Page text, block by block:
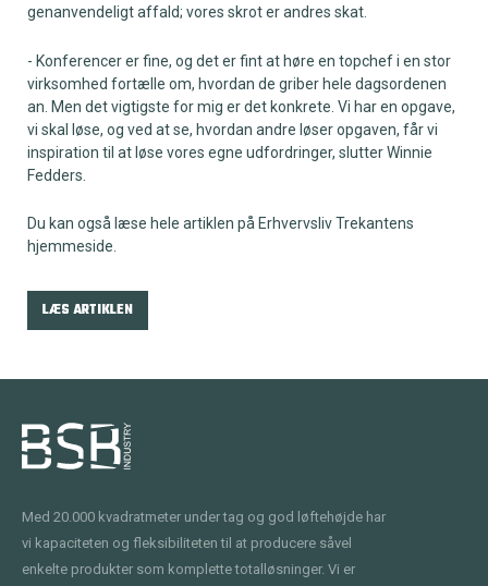
genanvendeligt affald; vores skrot er andres skat.
- Konferencer er fine, og det er fint at høre en topchef i en stor
virksomhed fortælle om, hvordan de griber hele dagsordenen
an. Men det vigtigste for mig er det konkrete. Vi har en opgave,
vi skal løse, og ved at se, hvordan andre løser opgaven, får vi
inspiration til at løse vores egne udfordringer, slutter Winnie
Fedders.
Du kan også læse hele artiklen på Erhvervsliv Trekantens
hjemmeside.
LÆS ARTIKLEN
Med 20.000 kvadratmeter under tag og god løftehøjde har
vi kapaciteten og fleksibiliteten til at producere såvel
enkelte produkter som komplette totalløsninger. Vi er